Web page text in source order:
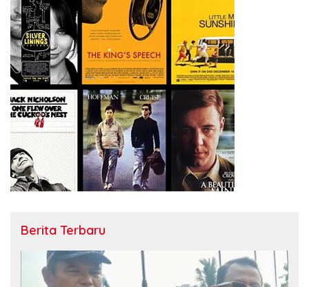
Berita Terbaru